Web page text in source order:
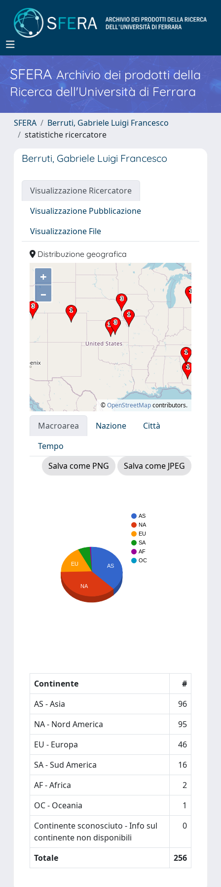
SFERA Archivio dei prodotti della
Ricerca dell'Università di Ferrara
SFERA
Berruti, Gabriele Luigi Francesco
statistiche ricercatore
Berruti, Gabriele Luigi Francesco
Visualizzazione Ricercatore
Visualizzazione Pubblicazione
Visualizzazione File
Distribuzione geografica
+
–
©OpenStreetMapcontributors.
Macroarea Nazione
Città
Tempo
Salva come PNG
Salva come JPEG
AS
NA
EU
SA
AF
OC
AS
EU
NA
Continente
#
AS - Asia
96
NA - Nord America
95
EU - Europa
46
SA - Sud America
16
AF - Africa
2
OC - Oceania
1
Continente sconosciuto - Info sul
continente non disponibili
0
Totale 256